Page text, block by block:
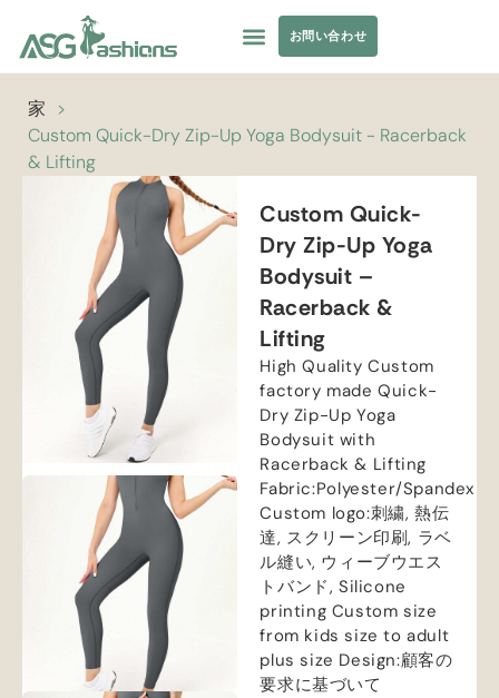
お問い合わせ
家 >
Custom Quick-Dry Zip-Up Yoga Bodysuit - Racerback
& Lifting
Custom Quick-
Dry Zip-Up Yoga
Bodysuit –
Racerback &
Lifting
High Quality Custom
factory made Quick-
Dry Zip-Up Yoga
Bodysuit with
Racerback & Lifting
Fabric:Polyester/Spandex
Custom logo:刺繍, 熱伝
達, スクリーン印刷, ラベ
ル縫い, ウィーブウエス
トバンド,Silicone
printing Custom size
from kids size to adult
plus size Design:顧客の
要求に基づいて